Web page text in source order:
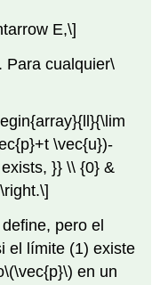
E,\]
Para cualquier\
\vec{u})-
}} \\ {0} &
pero el
el límite (1) existe
\(\vec{p}\) en un